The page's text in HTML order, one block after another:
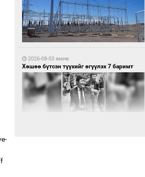
15 цагийн өмнө өмнө
Санхүүгийн хэмнэлтийн горимд эрүүл
мэндийн салбар хамаарахгүй
2026-08-03 өмнө
Хөшөө бүтсэн түүхийг өгүүлэх 7 баримт